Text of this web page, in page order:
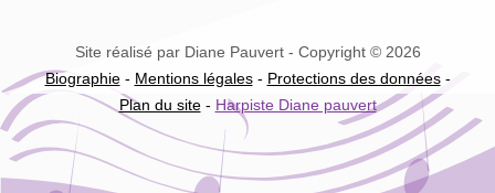
Site réalisé par Diane Pauvert - Copyright © 2026
Biographie- Mentions légales- Protections des données-
Plan du site- Harpiste Diane pauvert